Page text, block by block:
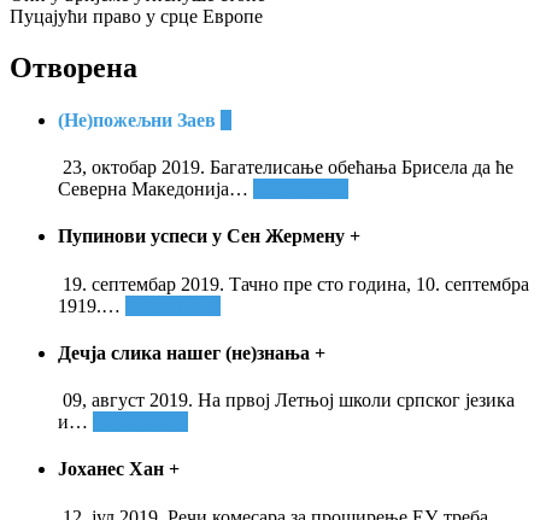
Пуцајући право у срце Европе
Отворена
(Не)пожељни Заев
23, октобар 2019. Багателисање обећања Брисела да ће
Северна Македонија…
Пупинови успеси у Сен Жермену +
19. септембар 2019. Тачно пре сто година, 10. септембра
1919.…
Дечја слика нашег (не)знања +
09, август 2019. На првој Летњој школи српског језика
и…
Јоханес Хан +